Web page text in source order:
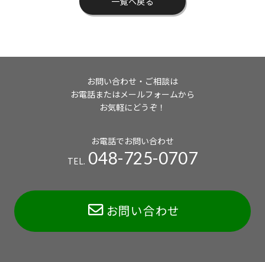
お問い合わせ・ご相談は
お電話またはメールフォームから
お気軽にどうぞ！
お電話でお問い合わせ
TEL. 048-725-0707
お問い合わせ